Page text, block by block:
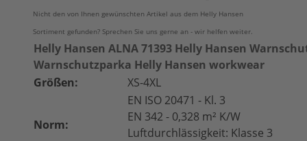
Nicht den von Ihnen gewünschten Artikel aus dem Helly Hansen
Sortiment gefunden? Sprechen Sie uns gerne an - wir helfen weiter.
Helly Hansen ALNA 71393 Helly Hansen
Warnschutzparka Helly Hansen workwear
Größen:
XS-4XL
Norm:
EN ISO 20471 - Kl. 3
EN 342 - 0,328 m² K/W
Luftdurchlässigkeit: Klasse 3